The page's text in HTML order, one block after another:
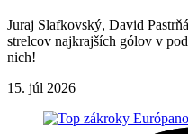
Juraj Slafkovský, David
strelcov najkrajších gólov v
nich!
15. júl 2026